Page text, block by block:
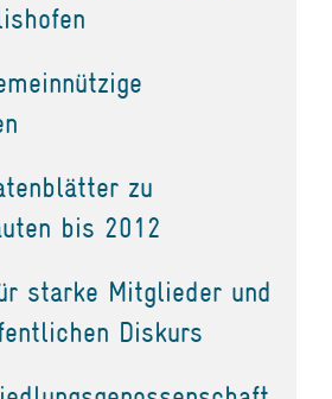
zu
bis 2012
starke Mitglieder und
Diskurs